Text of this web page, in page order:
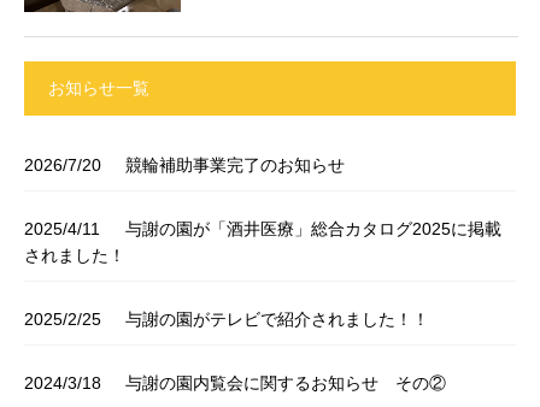
お知らせ一覧
2026/7/20 競輪補助事業完了のお知らせ
2025/4/11
与謝の園が「酒井医療」総合カタログ2025に掲載
されました！
2025/2/25 与謝の園がテレビで紹介されました！！
2024/3/18 与謝の園内覧会に関するお知らせ その②